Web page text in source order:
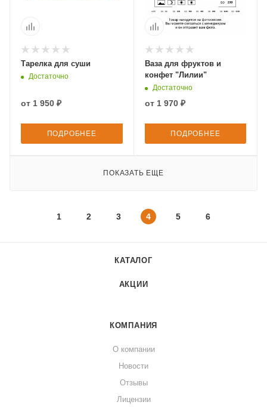
Тарелка для суши
Достаточно
от 1 950 ₽
ПОДРОБНЕЕ
Ваза для фруктов и
конфет "Лилии"
Достаточно
от 1 970 ₽
ПОДРОБНЕЕ
ПОКАЗАТЬ ЕЩЕ
1 2 3 4 5 6
КАТАЛОГ
АКЦИИ
КОМПАНИЯ
О компании
Новости
Отзывы
Лицензии